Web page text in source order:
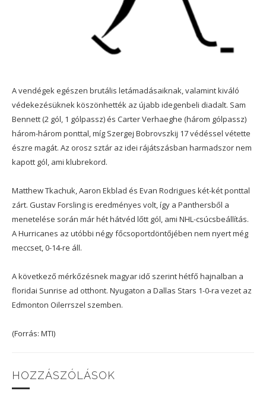
A vendégek egészen brutális letámadásaiknak, valamint kiváló
védekezésüknek köszönhették az újabb idegenbeli diadalt. Sam
Bennett (2 gól, 1 gólpassz) és Carter Verhaeghe (három gólpassz)
három-három ponttal, míg Szergej Bobrovszkij 17 védéssel vétette
észre magát. Az orosz sztár az idei rájátszásban harmadszor nem
kapott gól, ami klubrekord.
Matthew Tkachuk, Aaron Ekblad és Evan Rodrigues két-két ponttal
zárt. Gustav Forsling is eredményes volt, így a Panthersből a
menetelése során már hét hátvéd lőtt gól, ami NHL-csúcsbeállítás.
A Hurricanes az utóbbi négy főcsoportdöntőjében nem nyert még
meccset, 0-14-re áll.
A következő mérkőzésnek magyar idő szerint hétfő hajnalban a
floridai Sunrise ad otthont. Nyugaton a Dallas Stars 1-0-ra vezet az
Edmonton Oilerrszel szemben.
(Forrás: MTI)
HOZZÁSZÓLÁSOK